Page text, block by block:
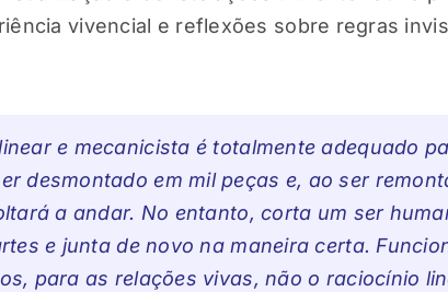
vivencial e reflexões sobre regras
e mecanicista é totalmente adequado
desmontado em mil peças e, ao ser
a andar. No entanto, corta um ser
e junta de novo na maneira certa.
para as relações vivas, não o raciocínio